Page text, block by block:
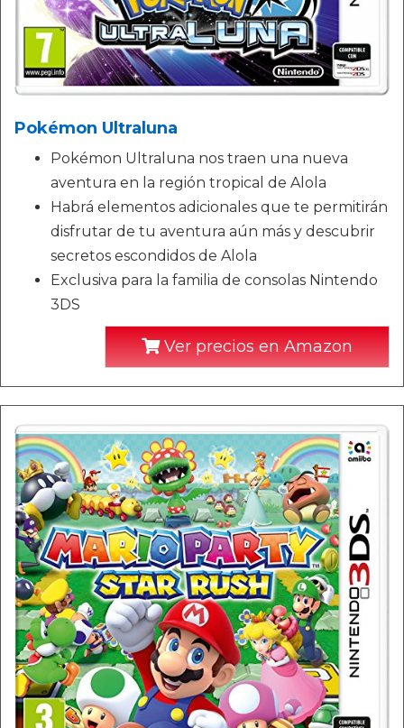
Pokémon Ultraluna
Pokémon Ultraluna nos traen una nueva
aventura en la región tropical de Alola
Habrá elementos adicionales que te permitirán
disfrutar de tu aventura aún más y descubrir
secretos escondidos de Alola
Exclusiva para la familia de consolas Nintendo
3DS
Ver precios en Amazon